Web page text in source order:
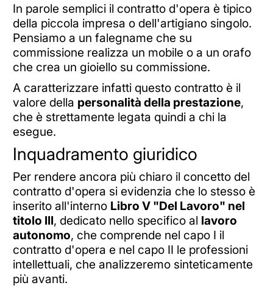
In parole semplici il contratto d'opera è tipico
della piccola impresa o dell'artigiano singolo.
Pensiamo a un falegname che su
commissione realizza un mobile o a un orafo
che crea un gioiello su commissione.
A caratterizzare infatti questo contratto è il
valore della personalità della prestazione,
che è strettamente legata quindi a chi la
esegue.
Inquadramento giuridico
Per rendere ancora più chiaro il concetto del
contratto d'opera si evidenzia che lo stesso è
inserito all'interno Libro V "Del Lavoro" nel
titolo III, dedicato nello specifico al lavoro
autonomo, che comprende nel capo I il
contratto d'opera e nel capo II le professioni
intellettuali, che analizzeremo sinteticamente
più avanti.